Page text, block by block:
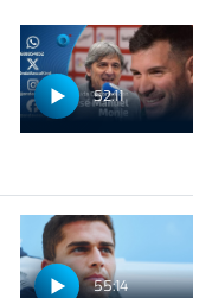
52:11
55:14